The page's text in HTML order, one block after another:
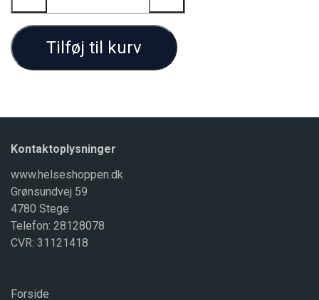
Daglig dosis:
2 kapsler 1-3 gange
Koffein (mg)
Brugsanvisning og forholdsregler:
Indeholder koffein. Bør ikke indtages af børn eller gravide. Indhold pr.
dagsdosis (2-6 kapsler): 30-90 mg koffein.
Bør ikke indtages for tæt på sengetid.
Tilføj til kurv
Kontaktoplysninger
www.helseshoppen.dk
Grønsundvej 59
4780 Stege
Telefon: 28128078
CVR: 31121418
Forside